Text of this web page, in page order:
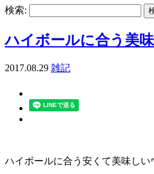
検索:
ハイボールに合う美
2017.08.29 雑記
ハイボールに合う安くて美味し